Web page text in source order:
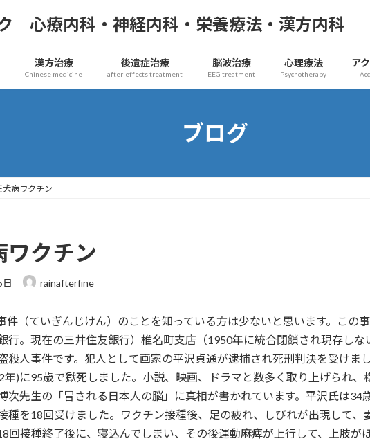
心療内科・神経内科・栄養療法・漢方内科
漢方治療
Chinese medicine
後遺症治療
after-effects treatment
脳波治療
EEG treatment
心理療法
Psychotherapy
ア
ブログ
犬病ワクチン
ワクチン
rainafterfine
件（ていぎんじけん）のことを知っている方は少ないと思います。この
行。現在の三井住友銀行）椎名町支店（1950年に統合閉鎖され現存し
殺人事件です。犯人として画家の平沢貞通が逮捕され死刑判決を受けま
)に95歳で獄死しました。小説、映画、ドラマと数多く取り上げられ
次先生の「冒される日本人の脳」に真相が書かれています。平沢氏は
種を18回受けました。ワクチン接種後、足の疲れ、しびれが出現して
回接種終了後に、寝込んでしまい、その後運動麻痺が上行して、上肢が